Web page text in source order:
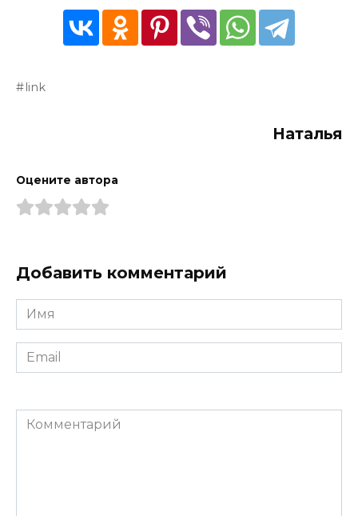
link
Наталья
Оцените автора
Добавить комментарий
Имя
*
Email
*
Комментарий